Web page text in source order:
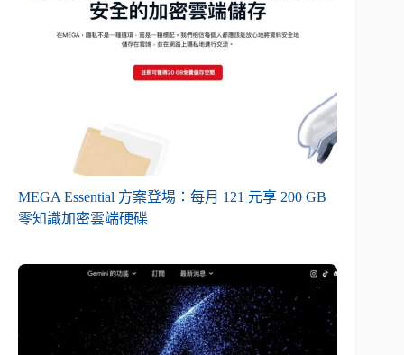
MEGA Essential 方案登場：每月 121 元享 200 GB
零知識加密雲端硬碟